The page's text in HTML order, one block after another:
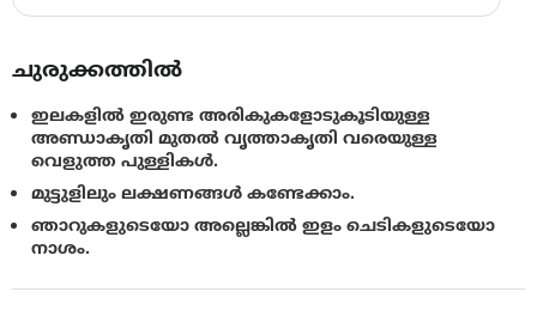
ചുരുക്കത്തിൽ
ഇലകളിൽ ഇരുണ്ട അരികുകളോടുകൂടിയുള്ള
അണ്ഡാകൃതി മുതല്‍ വൃത്താകൃതി വരെയുള്ള
വെളുത്ത പുള്ളികള്‍.
മുട്ടുളിലും ലക്ഷണങ്ങള്‍ കണ്ടേക്കാം.
ഞാറുകളുടെയോ അല്ലെങ്കിൽ ഇളം ചെടികളുടെയോ
നാശം.